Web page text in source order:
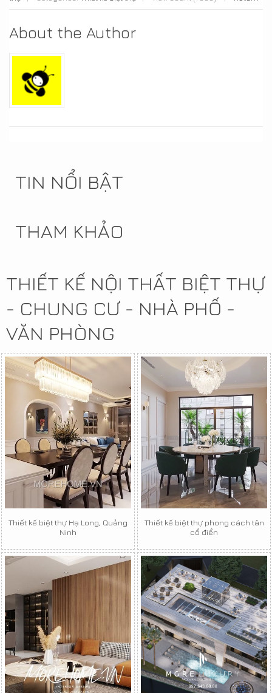
About the Author
TIN NỔI BẬT
THAM KHẢO
THIẾT KẾ NỘI THẤT BIỆT THỰ
- CHUNG CƯ - NHÀ PHỐ -
VĂN PHÒNG
Thiết kế biệt thự Hạ Long, Quảng
Ninh
Thiết kế biệt thự phong cách tân
cổ điển